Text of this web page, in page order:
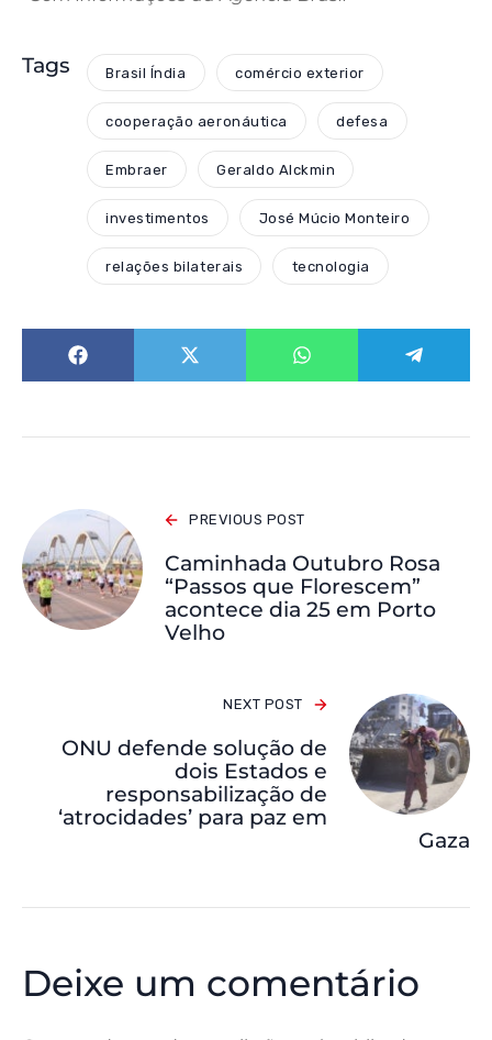
Tags Brasil Índia comércio exterior
cooperação aeronáutica defesa
Embraer Geraldo Alckmin
investimentos José Múcio Monteiro
relações bilaterais tecnologia
PREVIOUS POST
Caminhada Outubro Rosa
“Passos que Florescem”
acontece dia 25 em Porto
Velho
NEXT POST
ONU defende solução de
dois Estados e
responsabilização de
‘atrocidades’ para paz em
Gaza
Deixe um comentário